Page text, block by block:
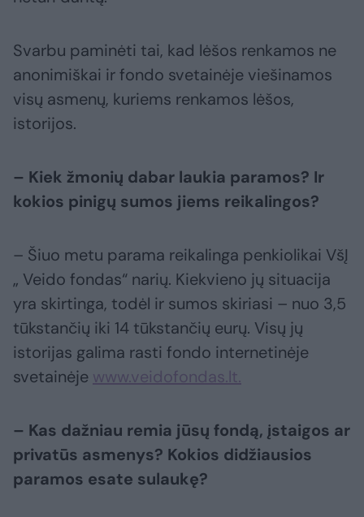
Svarbu paminėti tai, kad lėšos renkamos ne
anonimiškai ir fondo svetainėje viešinamos
visų asmenų, kuriems renkamos lėšos,
istorijos.
– Kiek žmonių dabar laukia paramos? Ir
kokios pinigų sumos jiems reikalingos?
– Šiuo metu parama reikalinga penkiolikai VšĮ
„ Veido fondas“ narių. Kiekvieno jų situacija
yra skirtinga, todėl ir sumos skiriasi – nuo 3,5
tūkstančių iki 14 tūkstančių eurų. Visų jų
istorijas galima rasti fondo internetinėje
svetainėje www.veidofondas.lt.
– Kas dažniau remia jūsų fondą, įstaigos ar
privatūs asmenys? Kokios didžiausios
paramos esate sulaukę?